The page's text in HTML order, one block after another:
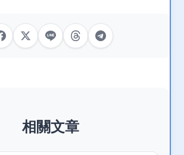
相關文章